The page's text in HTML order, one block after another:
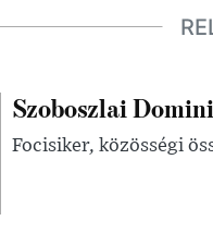
Szoboszlai
Focisiker, közösségi